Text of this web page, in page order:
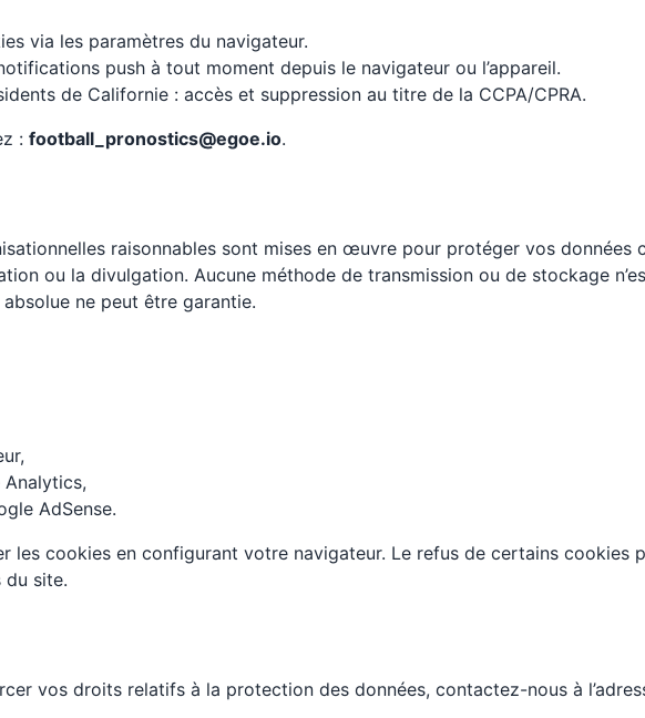
via les paramètres du navigateur.
push à tout moment depuis le navigateur ou l’appareil.
de Californie : accès et suppression au titre de la CCPA/CPRA.
: football_pronostics@egoe.io.
raisonnables sont mises en œuvre pour protéger vos données
ou la divulgation. Aucune méthode de transmission ou de stockage
ne peut être garantie.
Analytics,
AdSense.
les cookies en configurant votre navigateur. Le refus de certains cookies
site.
vos droits relatifs à la protection des données, contactez-nous à